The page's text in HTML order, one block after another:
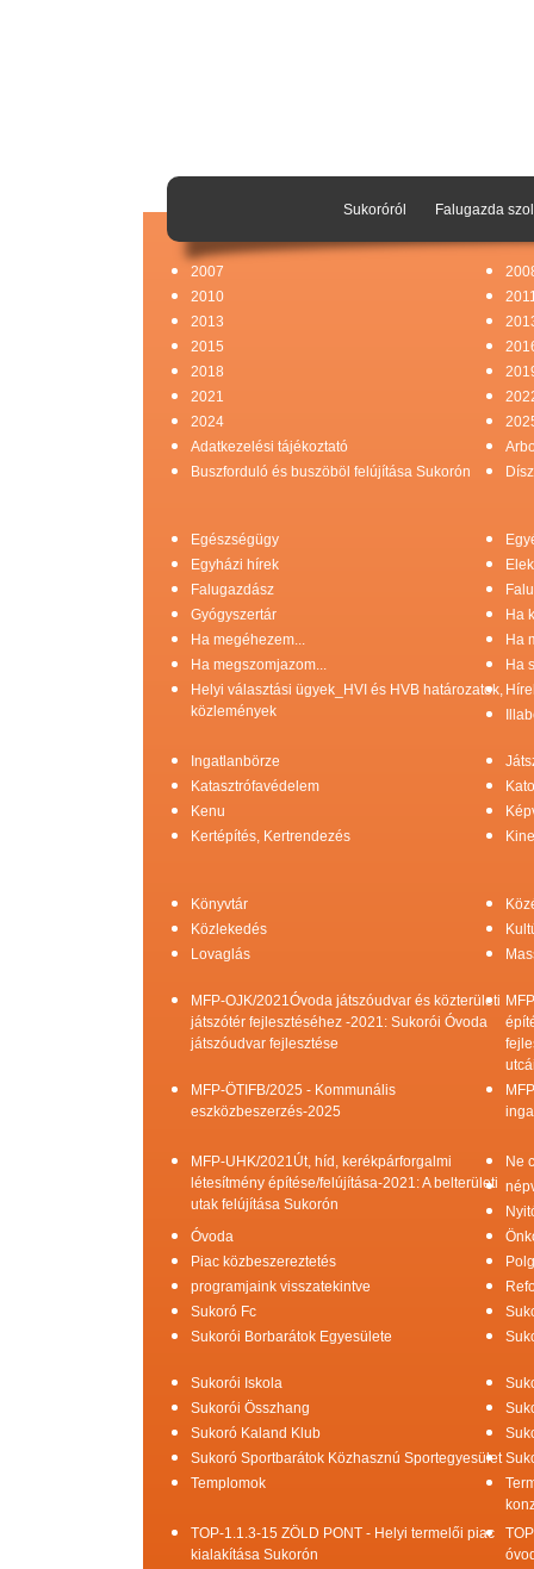
2007
2010
2013
2015
2018
2021
2024
Adatkezelési tájékoztató
Buszforduló és buszöböl felújítása Sukorón
Egészségügy
Egyházi hírek
Falugazdász
Gyógyszertár
Ha
Ha megéhezem...
Ha
Ha megszomjazom...
Ha
Helyi választási ügyek_HVI és HVB határozatok,
közlemények
Ingatlanbörze
Katasztrófavédelem
Kenu
Kertépítés, Kertrendezés
Könyvtár
Közlekedés
Lovaglás
MFP-OJK/2021Óvoda játszóudvar és közterületi
játszótér fejlesztéséhez -2021: Sukorói Óvoda
játszóudvar fejlesztése
MFP-ÖTIFB/2025 - Kommunális
eszközbeszerzés-2025
MFP-UHK/2021Út, híd, kerékpárforgalmi
létesítmény építése/felújítása-2021: A belterületi
utak felújítása Sukorón
Ne
Óvoda
Piac közbeszereztetés
programjaink visszatekintve
Sukoró Fc
Sukorói Borbarátok Egyesülete
Sukorói Iskola
Sukorói Összhang
Sukoró Kaland Klub
Sukoró Sportbarátok Közhasznú Sportegyesület
Templomok
TOP-1.1.3-15 ZÖLD PONT - Helyi termelői piac
kialakítása Sukorón
Sukoróról Falugazda